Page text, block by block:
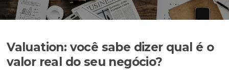
Valuation: você sabe dizer qual é o
valor real do seu negócio?